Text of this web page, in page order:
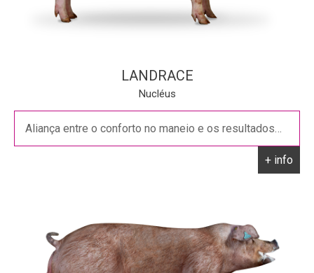
LANDRACE
Nucléus
Aliança entre o conforto no maneio e os resultados…
+ info